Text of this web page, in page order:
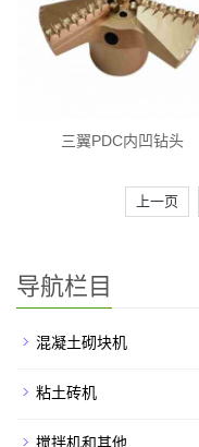
三翼PDC内凹钻头
上一页
导航栏目
混凝土砌块机
粘土砖机
搅拌机和其他